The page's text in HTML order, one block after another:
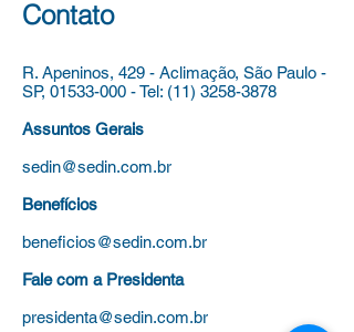
EDUCAÇÃO, DO QUADRO
DO QUADRO
Contato
R. Apeninos, 429 - Aclimação, São Paulo -
SP, 01533-000 -Tel: (11) 3258-3878
Assuntos Gerais
sedin@sedin.com.br
Benefícios
beneficios@sedin.com.br
Fale com a Presidenta
presidenta@sedin.com.br